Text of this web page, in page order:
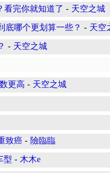
看完你就知道了 - 天空之城
底哪个更划算一些？ - 天空
- 天空之城
更高 - 天空之城
致癌 - 險臨臨
型 - 木木e